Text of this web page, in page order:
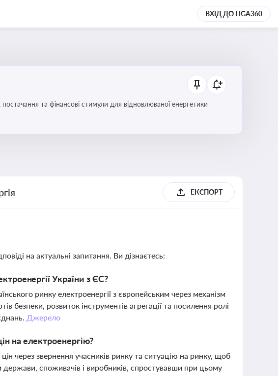
ВХІД ДО LIGA360
та фінансові стимули для відновлюваної енергетики
ЕКСПОРТ
на актуальні запитання. Ви дізнаєтесь:
України з ЄС?
ринку електроенергії з європейським через механізм
безпеки, розвиток інструментів агрегації та посилення ролі
Джерело
на електроенергію?
через звернення учасників ринку та ситуацію на ринку, щоб
держави, споживачів і виробників, спростувавши при цьому